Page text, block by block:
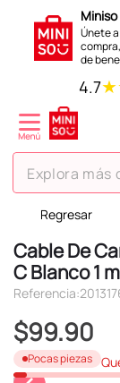
Únete
de
4.7★
Explora más de
Regresar
Cable De
C Blanco 1 m
Referencia:
$99.90
Pocas piezas
TÉRMINOS MÁS
1.
hello kitty
2 .
spiderman
4.
osito
5.
blind box